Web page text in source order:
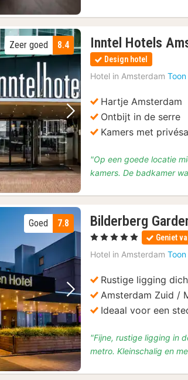
Volgende foto
8.4
Zeer goed Inntel Hotels
Design hotel
Hotel in Amsterdam
Hartje Amsterdam
Ontbijt in de serre
Kamers met
"Op een goede locatie
kamers. De badkamer
Volgende foto
7.8
Goed Bilderberg
, 5 Sterren Geniet
Hotel in Amsterdam
Rustige ligging
Amsterdam Zuid /
Ideaal voor een
"Fijne, rustige ligging in
metro. Kleinschalig en